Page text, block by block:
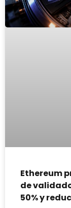
Ethereum
de
50% y